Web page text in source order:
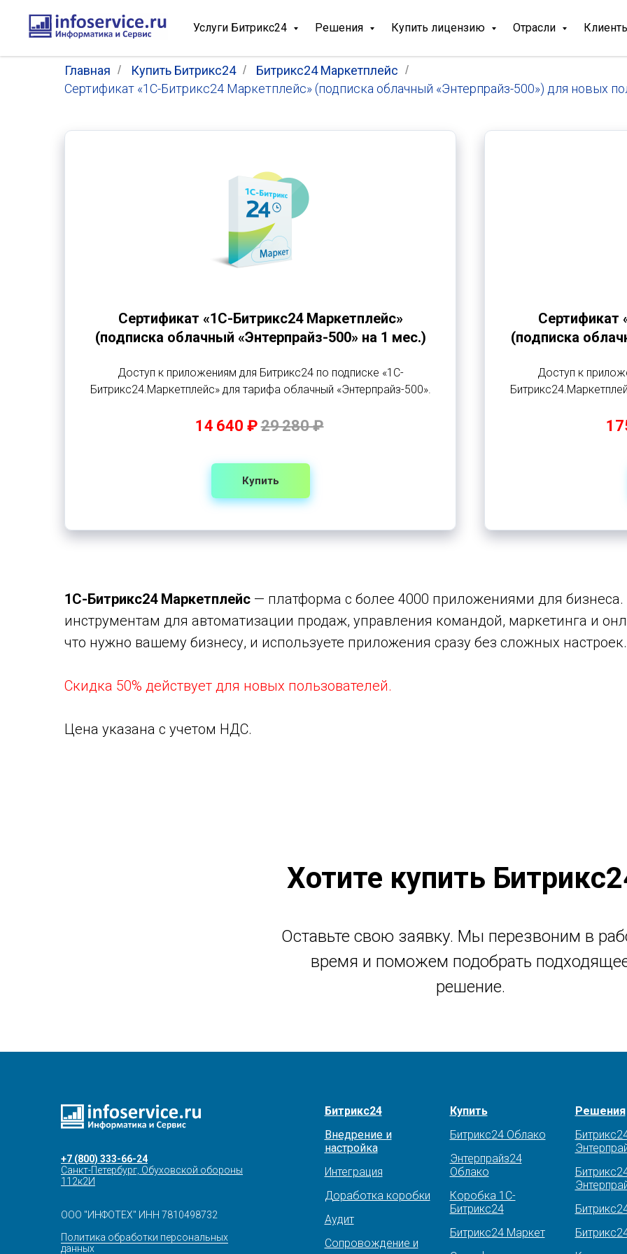
Услуги Битрикс24 Решения Купить лицензию Отрасли
Главная / Купить Битрикс24 / Битрикс24 Маркетплейс /
Сертификат «1С-Битрикс24 Маркетплейс» (подписка облачный «Энтерпрайз-500») для новых
Сертификат «1С-Битрикс24 Маркетплейс»
(подписка облачный «Энтерпрайз-500» на 1 мес.)
Доступ к приложениям для Битрикс24 по подписке «1С-
Битрикс24.Маркетплейс» для тарифа облачный «Энтерпрайз-500».
14 640 ₽29 280 ₽
Купить
Сертификат
(подписка
Доступ к
1С-Битрикс24 Маркетплейс — платформа с более 4000 приложениями для бизнеса.
инструментам для автоматизации продаж, управления командой, маркетинга и
что нужно вашему бизнесу, и используете приложения сразу без сложных настроек.
Скидка 50% действует для новых пользователей.
Цена указана с учетом НДС.
Хотите купить
Оставьте свою заявку. Мы перезвоним в
время и поможем подобрать
решение.
+7 (800) 333-66-24
Санкт-Петербург, Обуховской обороны
112к2И
ООО "ИНФОТЕХ" ИНН 7810498732
Политика обработки персональных
данных
Битрикс24
Внедрение и
настройка
Интеграция
Доработка коробки
Аудит
Сопровождение и
Купить
Битрикс24 Облако
Энтерпрайз24
Облако
Коробка 1С-
Битрикс24
Битрикс24 Маркет
Решения